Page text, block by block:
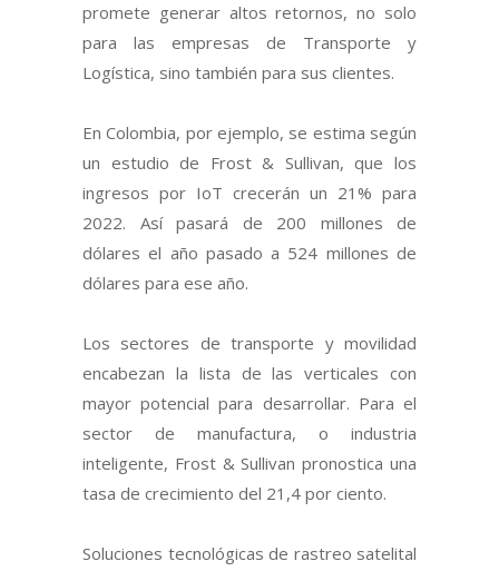
promete generar altos retornos, no solo
para las empresas de Transporte y
Logística, sino también para sus clientes.
En Colombia, por ejemplo, se estima según
un estudio de Frost & Sullivan, que los
ingresos por IoT crecerán un 21% para
2022. Así pasará de 200 millones de
dólares el año pasado a 524 millones de
dólares para ese año.
Los sectores de transporte y movilidad
encabezan la lista de las verticales con
mayor potencial para desarrollar. Para el
sector de manufactura, o industria
inteligente, Frost & Sullivan pronostica una
tasa de crecimiento del 21,4 por ciento.
Soluciones tecnológicas de rastreo satelital